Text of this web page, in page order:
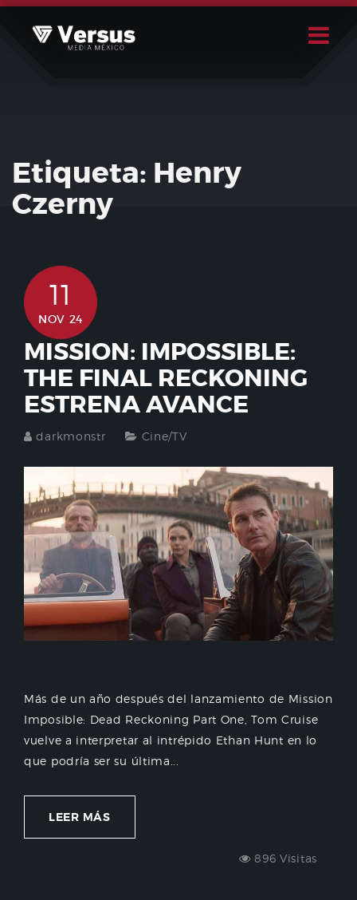
Skip
Etiqueta: Henry
Czerny
11
NOV 24
MISSION: IMPOSSIBLE:
THE FINAL RECKONING
ESTRENA AVANCE
darkmonstr Cine/TV
Más de un año después del lanzamiento de Mission
Imposible: Dead Reckoning Part One, Tom Cruise
vuelve a interpretar al intrépido Ethan Hunt en lo
que podría ser su última...
LEER MÁS
896 Visitas